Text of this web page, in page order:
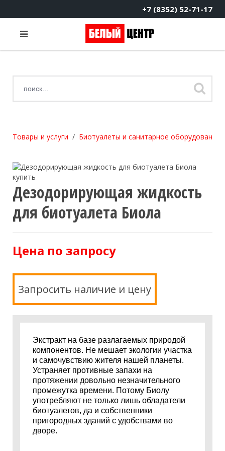
+7 (8352) 52-71-17
Товары и услуги Биотуалеты и санитарное оборудование
Дезодорирующая жидкость
для биотуалета Биола
Цена по запросу
Запросить наличие и цену
Экстракт на базе разлагаемых природой
компонентов. Не мешает экологии участка
и самочувствию жителя нашей планеты.
Устраняет противные запахи на
протяжении довольно незначительного
промежутка времени. Потому Биолу
употребляют не только лишь обладатели
биотуалетов, да и собственники
пригородных зданий с удобствами во
дворе.